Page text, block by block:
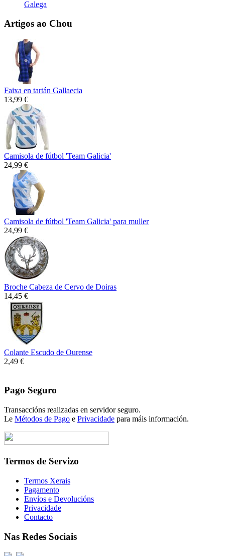
Galega
Artigos ao Chou
Faixa en tartán Gallaecia
13,99 €
Camisola de fútbol 'Team Galicia'
24,99 €
Camisola de fútbol 'Team Galicia' para muller
24,99 €
Broche Cabeza de Cervo de Doiras
14,45 €
Colante Escudo de Ourense
2,49 €
Pago Seguro
Transaccións realizadas en servidor seguro.
Le Métodos de Pago e Privacidade para máis información.
Termos de Servizo
Termos Xerais
Pagamento
Envíos e Devolucións
Privacidade
Contacto
Nas Redes Sociais